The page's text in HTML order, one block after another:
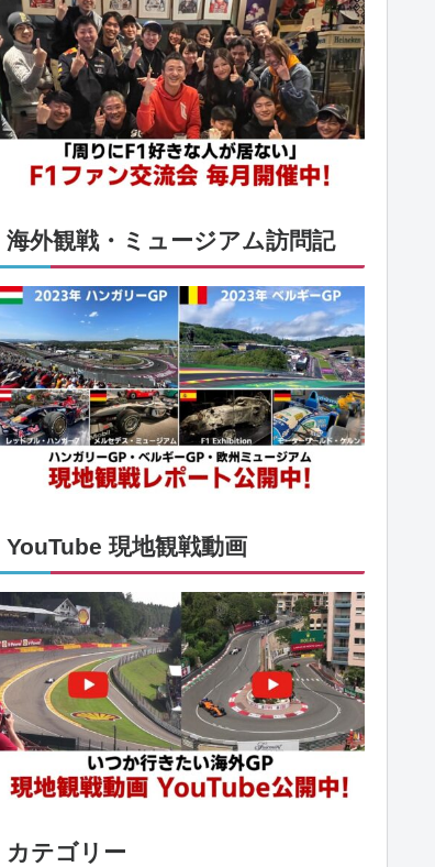
海外観戦・ミュージアム訪問記
YouTube 現地観戦動画
カテゴリー